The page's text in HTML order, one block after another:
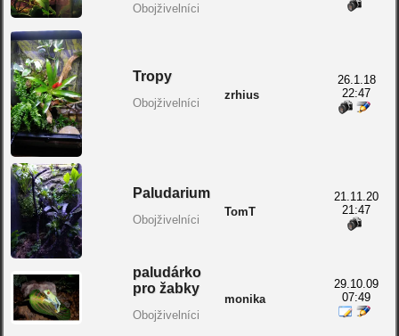
Obojživelníci
Tropy
Obojživelníci
zrhius
26.1.18
22:47
Paludarium
Obojživelníci
TomT
21.11.20
21:47
paludárko
pro žabky
Obojživelníci
monika
29.10.09
07:49